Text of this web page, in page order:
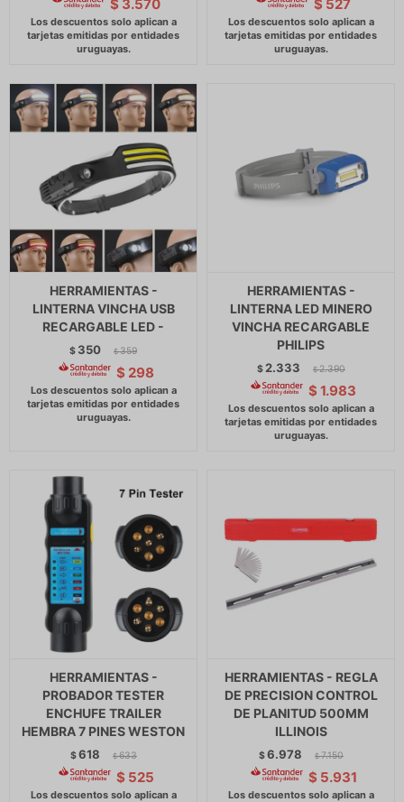
$ 3.570 $ 527
HERRAMIENTAS -
LINTERNA VINCHA USB
RECARGABLE LED -
$ 350 $ 359
$ 298
HERRAMIENTAS -
LINTERNA LED MINERO
VINCHA RECARGABLE
PHILIPS
$ 2.333 $ 2.390
$ 1.983
HERRAMIENTAS -
PROBADOR TESTER
ENCHUFE TRAILER
HEMBRA 7 PINES WESTON
$618 $ 633
$ 525
HERRAMIENTAS - REGLA
DE PRECISION CONTROL
DE PLANITUD 500MM
ILLINOIS
$6.978 $ 7.150
$ 5.931